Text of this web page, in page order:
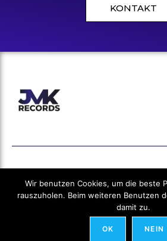
KONTAKT
Datenschutz
Wir benutzen Cookies, um die beste
rauszuholen. Beim weiteren Benutzen
damit zu.
OK NEIN